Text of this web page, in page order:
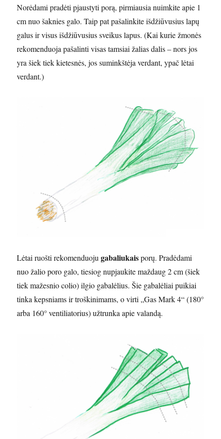
Norėdami pradėti pjaustyti porą, pirmiausia nuimkite apie 1
cm nuo šaknies galo. Taip pat pašalinkite išdžiūvusius lapų
galus ir visus išdžiūvusius sveikus lapus. (Kai kurie žmonės
rekomenduoja pašalinti visas tamsiai žalias dalis – nors jos
yra šiek tiek kietesnės, jos suminkštėja verdant, ypač lėtai
verdant.)
Lėtai ruošti rekomenduojugabaliukaisporų. Pradėdami
nuo žalio poro galo, tiesiog nupjaukite maždaug 2 cm (šiek
tiek mažesnio colio) ilgio gabalėlius. Šie gabalėliai puikiai
tinka kepsniams ir troškinimams, o virti „Gas Mark 4“ (180°
arba 160° ventiliatorius) užtrunka apie valandą.